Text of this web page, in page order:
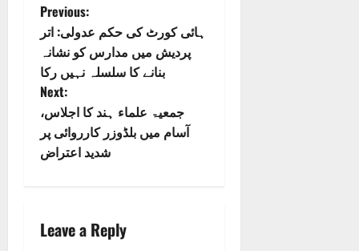
o
Previous:
ہائی کورٹ کی حکم عدولی: اتر
پردیش میں مدارس کو نشانہ
بنانے کا سلسلہ نہیں رکا
Next:
جمعیۃ علماء ہند کا اجلاس،
آسام میں بلڈوزر کارروائی پر
شدید اعتراض
Leave a Reply